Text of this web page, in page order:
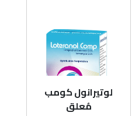
لوتيرانول كومب
مُعلق